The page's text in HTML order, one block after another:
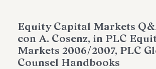
Equity Capital Markets
con A. Cosenz, in PLC
Markets 2006/2007, PLC
Counsel Handbooks